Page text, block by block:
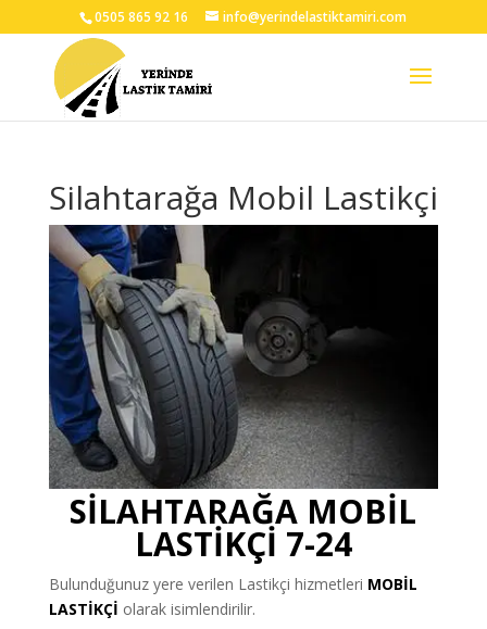
0505 865 92 16 info@yerindelastiktamiri.com
Silahtarağa Mobil Lastikçi
SİLAHTARAĞA MOBİL
LASTİKÇİ 7-24
Bulunduğunuz yere verilen Lastikçi hizmetleri MOBİL
LASTİKÇİ olarak isimlendirilir.